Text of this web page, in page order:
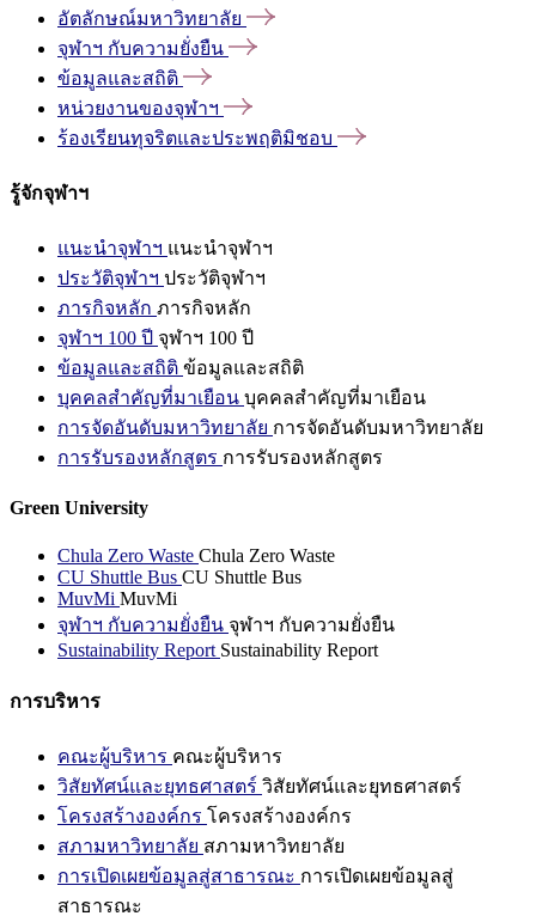
อัตลักษณ์มหาวิทยาลัย
จุฬาฯ กับความยั่งยืน
ข้อมูลและสถิติ
หน่วยงานของจุฬาฯ
ร้องเรียนทุจริตและประพฤติมิชอบ
รู้จักจุฬาฯ
แนะนำจุฬาฯ แนะนำจุฬาฯ
ประวัติจุฬาฯ ประวัติจุฬาฯ
ภารกิจหลัก ภารกิจหลัก
จุฬาฯ 100 ปี จุฬาฯ 100 ปี
ข้อมูลและสถิติ ข้อมูลและสถิติ
บุคคลสำคัญที่มาเยือน บุคคลสำคัญที่มาเยือน
การจัดอันดับมหาวิทยาลัย การจัดอันดับมหาวิทยาลัย
การรับรองหลักสูตร การรับรองหลักสูตร
Green University
Chula Zero Waste Chula Zero Waste
CU Shuttle Bus CU Shuttle Bus
MuvMi MuvMi
จุฬาฯ กับความยั่งยืน จุฬาฯ กับความยั่งยืน
Sustainability Report Sustainability Report
การบริหาร
คณะผู้บริหาร คณะผู้บริหาร
วิสัยทัศน์และยุทธศาสตร์ วิสัยทัศน์และยุทธศาสตร์
โครงสร้างองค์กร โครงสร้างองค์กร
สภามหาวิทยาลัย สภามหาวิทยาลัย
การเปิดเผยข้อมูลสู่สาธารณะ การเปิดเผยข้อมูลสู่
สาธารณะ